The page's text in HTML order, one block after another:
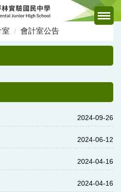
室 會計室公告
2024-09-26
2024-06-12
2024-04-16
2024-04-16